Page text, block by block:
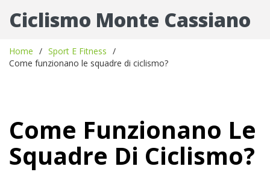
Ciclismo Monte Cassiano
Home
Sport E Fitness
Come funzionano le squadre di ciclismo?
Come Funzionano Le
Squadre Di Ciclismo?